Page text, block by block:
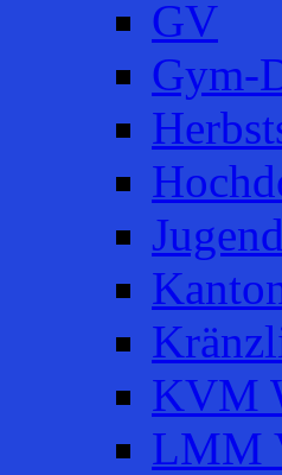
GV
Gym-
KVM
LMM